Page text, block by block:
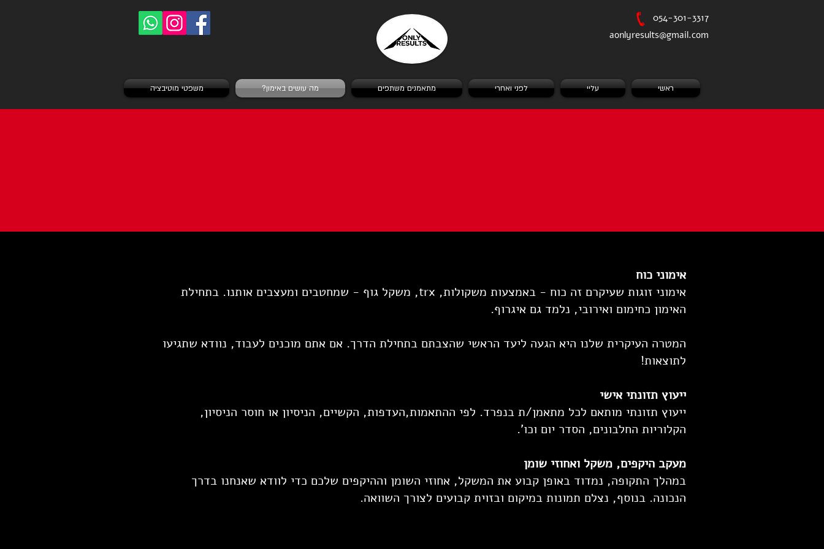
054-301-3317‎
aonlyresults@gmail.com
ראשי עליי לפני ואחרי מתאמנים משתפים מה עושים באימון? משפטי מוטיבציה
אימוני כוח
אימוני זוגות שעיקרם זה כוח - באמצעות משקולות, trx, משקל גוף - שמחטבים ומעצבים אותנו. בתחילת
האימון כחימום ואירובי, נלמד גם איגרוף.
המטרה העיקרית שלנו היא הגעה ליעד הראשי שהצבתם בתחילת הדרך. אם אתם מוכנים לעבוד, נוודא שתגיעו
לתוצאות!
ייעוץ תזונתי אישי
ייעוץ תזונתי מותאם לכל מתאמן/ת בנפרד. לפי ההתאמות,העדפות, הקשיים, הניסיון או חוסר הניסיון,
הקלוריות החלבונים, הסדר יום וכו'.
מעקב היקפים, משקל ואחוזי שומן
במהלך התקופה, נמדוד באופן קבוע את המשקל, אחוזי השומן וההיקפים שלכם כדי לוודא שאנחנו בדרך
הנכונה. בנוסף, נצלם תמונות במיקום ובזוית קבועים לצורך השוואה.